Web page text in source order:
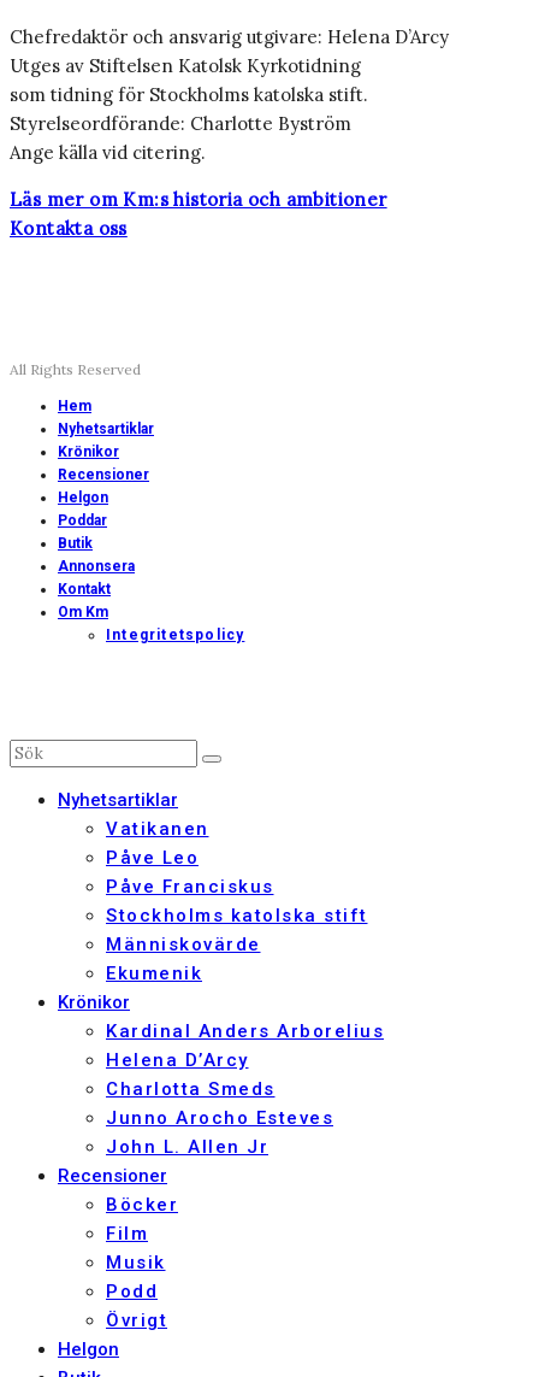
Chefredaktör och ansvarig utgivare: Helena D’Arcy
Utges av Stiftelsen Katolsk Kyrkotidning
som tidning för Stockholms katolska stift.
Styrelseordförande: Charlotte Byström
Ange källa vid citering.
Läs mer om Km:s historia och ambitioner
Kontakta oss
All Rights Reserved
Hem
Nyhetsartiklar
Krönikor
Recensioner
Helgon
Poddar
Butik
Annonsera
Kontakt
Om Km
Integritetspolicy
Nyhetsartiklar
Vatikanen
Påve Leo
Påve Franciskus
Stockholms katolska stift
Människovärde
Ekumenik
Krönikor
Kardinal Anders Arborelius
Helena D’Arcy
Charlotta Smeds
Junno Arocho Esteves
John L. Allen Jr
Recensioner
Böcker
Film
Musik
Podd
Övrigt
Helgon